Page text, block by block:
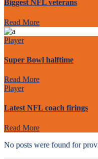
Biggest NFL veterans
Read More
Player
Super Bowl halftime
Read More
Player
Latest NFL coach firings
Read More
No posts were found for